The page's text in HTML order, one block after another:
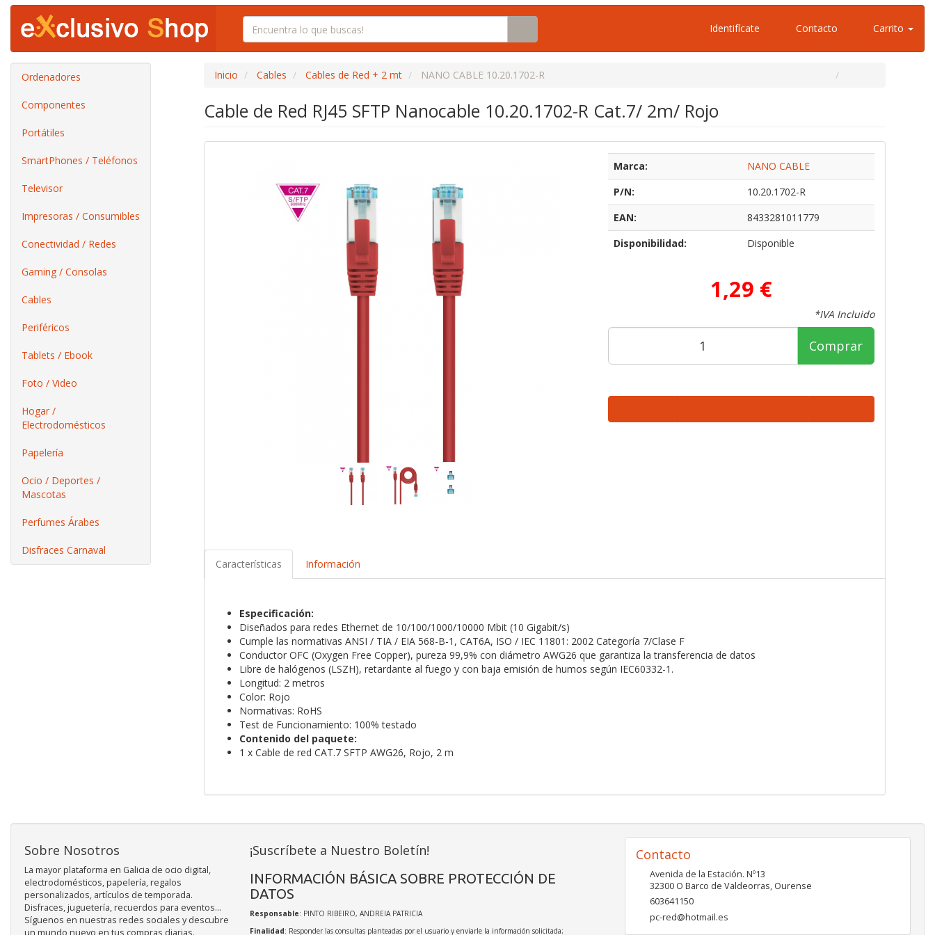
Identifícate Contacto Carrito
Ordenadores
Componentes
Portátiles
SmartPhones / Teléfonos
Televisor
Impresoras / Consumibles
Conectividad / Redes
Gaming / Consolas
Cables
Periféricos
Tablets / Ebook
Foto / Video
Hogar /
Electrodomésticos
Papelería
Ocio / Deportes /
Mascotas
Perfumes Árabes
Disfraces Carnaval
Inicio Cables Cables de Red + 2 mt NANO CABLE 10.20.1702-R
Cable de Red RJ45 SFTP Nanocable 10.20.1702-R Cat.7/ 2m/ Rojo
Marca:
NANO CABLE
P/N:
10.20.1702-R
EAN:
8433281011779
Disponibilidad:
Disponible
1,29 €
*IVA Incluido
Comprar
Características Información
Especificación:
Diseñados para redes Ethernet de 10/100/1000/10000 Mbit (10 Gigabit/s)
Cumple las normativas ANSI / TIA / EIA 568-B-1, CAT6A, ISO / IEC 11801: 2002 Categoría 7/Clase F
Conductor OFC (Oxygen Free Copper), pureza 99,9% con diámetro AWG26 que garantiza la transferencia de datos
Libre de halógenos (LSZH), retardante al fuego y con baja emisión de humos según IEC60332-1.
Longitud: 2 metros
Color: Rojo
Normativas: RoHS
Test de Funcionamiento: 100% testado
Contenido del paquete:
1 x Cable de red CAT.7 SFTP AWG26, Rojo, 2 m
Sobre Nosotros
La mayor plataforma en Galicia de ocio digital,
electrodomésticos, papelería, regalos
personalizados, artículos de temporada.
Disfraces, juguetería, recuerdos para eventos...
Síguenos en nuestras redes sociales y descubre
¡Suscríbete a Nuestro Boletín!
INFORMACIÓN BÁSICA SOBRE PROTECCIÓN DE
DATOS
Responsable: PINTO RIBEIRO, ANDREIA PATRICIA
Finalidad: Responder las consultas planteadas por el usuario y enviarle la información solicitada;
Contacto
Avenida de la Estación. Nº13
32300 O Barco de Valdeorras, Ourense
603641150
pc-red@hotmail.es